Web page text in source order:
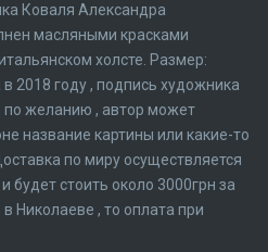
Коваля Александра
масляными красками
холсте. Размер:
2018 году , подпись художника
по желанию , автор может
название картины или какие-то
по миру осуществляется
будет стоить около 3000грн за
Николаеве , то оплата при